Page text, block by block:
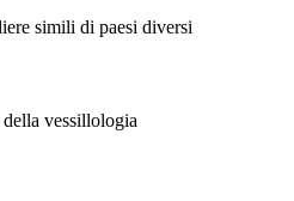
simili di paesi diversi
vessillologia